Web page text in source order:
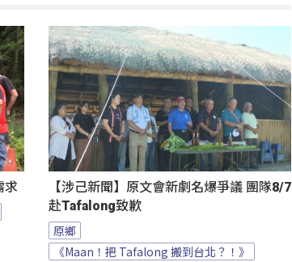
求
【涉己新聞】原文會新劇名爆爭議 團隊8/7
赴Tafalong致歉
原鄉
《Maan！把 Tafalong 搬到台北？！》